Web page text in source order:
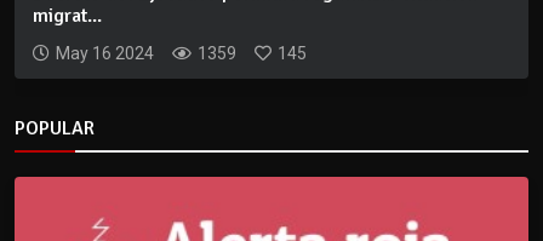
migrat...
May 16 2024 1359 145
POPULAR